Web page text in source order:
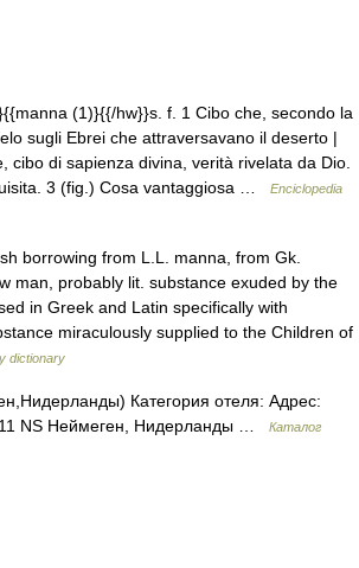
(1)}{{/hw}}s. f. 1 Cibo che, secondo la
sugli Ebrei che attraversavano il deserto |
cibo di sapienza divina, verità rivelata da Dio.
3 (fig.) Cosa vantaggiosa …
Enciclopedia
borrowing from L.L. manna, from Gk.
man, probably lit. substance exuded by the
in Greek and Latin specifically with
miraculously supplied to the Children of
dictionary
Категория отеля: Адрес:
NS Неймеген, Нидерланды …
Каталог